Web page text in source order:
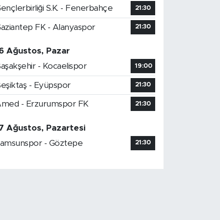
S.K. - Fenerbahçe 21:30
FK - Alanyaspor 21:30
Ağustos, Pazar
- Kocaelispor
19:00
- Eyüpspor 21:30
- Erzurumspor FK 21:30
Ağustos, Pazartesi
- Göztepe
21:30